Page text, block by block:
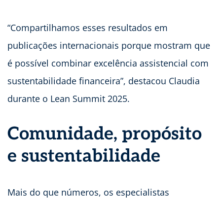
“Compartilhamos esses resultados em
publicações internacionais porque mostram que
é possível combinar excelência assistencial com
sustentabilidade financeira”, destacou Claudia
durante o Lean Summit 2025.
Comunidade, propósito
e sustentabilidade
Mais do que números, os especialistas